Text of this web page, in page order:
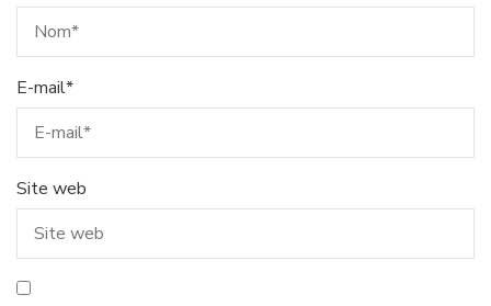
E-mail*
Site web